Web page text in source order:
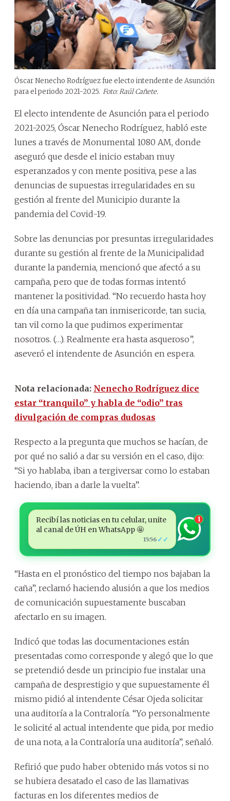
Óscar Nenecho Rodríguez fue electo intendente de Asunción
para el periodo 2021-2025. Foto: Raúl Cañete.
El electo intendente de Asunción para el periodo
2021-2025, Óscar Nenecho Rodríguez, habló este
lunes a través de Monumental 1080 AM, donde
aseguró que desde el inicio estaban muy
esperanzados y con mente positiva, pese a las
denuncias de supuestas irregularidades en su
gestión al frente del Municipio durante la
pandemia del Covid-19.
Sobre las denuncias por presuntas irregularidades
durante su gestión al frente de la Municipalidad
durante la pandemia, mencionó que afectó a su
campaña, pero que de todas formas intentó
mantener la positividad. “No recuerdo hasta hoy
en día una campaña tan inmisericorde, tan sucia,
tan vil como la que pudimos experimentar
nosotros. (…). Realmente era hasta asqueroso”,
aseveró el intendente de Asunción en espera.
Nota relacionada: Nenecho Rodríguez dice
estar “tranquilo” y habla de “odio” tras
divulgación de compras dudosas
Respecto a la pregunta que muchos se hacían, de
por qué no salió a dar su versión en el caso, dijo:
“Si yo hablaba, iban a tergiversar como lo estaban
haciendo, iban a darle la vuelta”.
Recibí las noticias en tu celular, unite
al canal de ÚH en WhatsApp 🤩
15:56 ✓✓
1
“Hasta en el pronóstico del tiempo nos bajaban la
caña”, reclamó haciendo alusión a que los medios
de comunicación supuestamente buscaban
afectarlo en su imagen.
Indicó que todas las documentaciones están
presentadas como corresponde y alegó que lo que
se pretendió desde un principio fue instalar una
campaña de desprestigio y que supuestamente él
mismo pidió al intendente César Ojeda solicitar
una auditoría a la Contraloría. “Yo personalmente
le solicité al actual intendente que pida, por medio
de una nota, a la Contraloría una auditoría”, señaló.
Refirió que pudo haber obtenido más votos si no
se hubiera desatado el caso de las llamativas
facturas en los diferentes medios de